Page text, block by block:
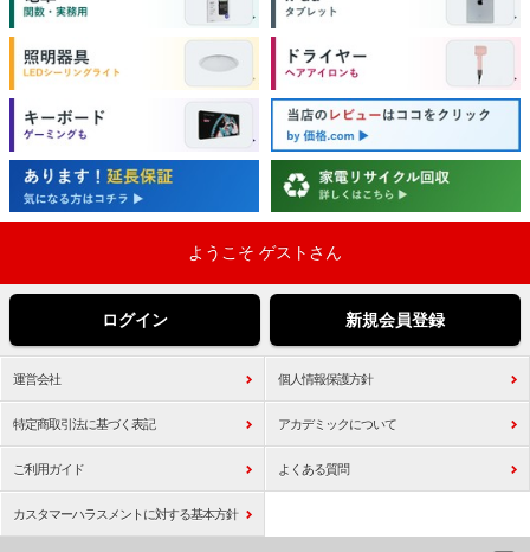
ようこそ ゲストさん
ログイン 新規会員登録
運営会社 個人情報保護方針
特定商取引法に基づく表記 アカデミックについて
ご利用ガイド よくある質問
カスタマーハラスメントに対する基本方針